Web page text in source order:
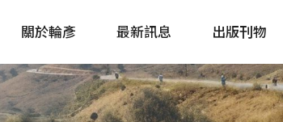
關於輪彥 最新訊息 出版刊物